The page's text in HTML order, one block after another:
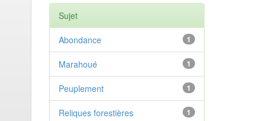
Sujet
1
Abondance
1
Marahoué
1
Peuplement
1
Reliques forestières